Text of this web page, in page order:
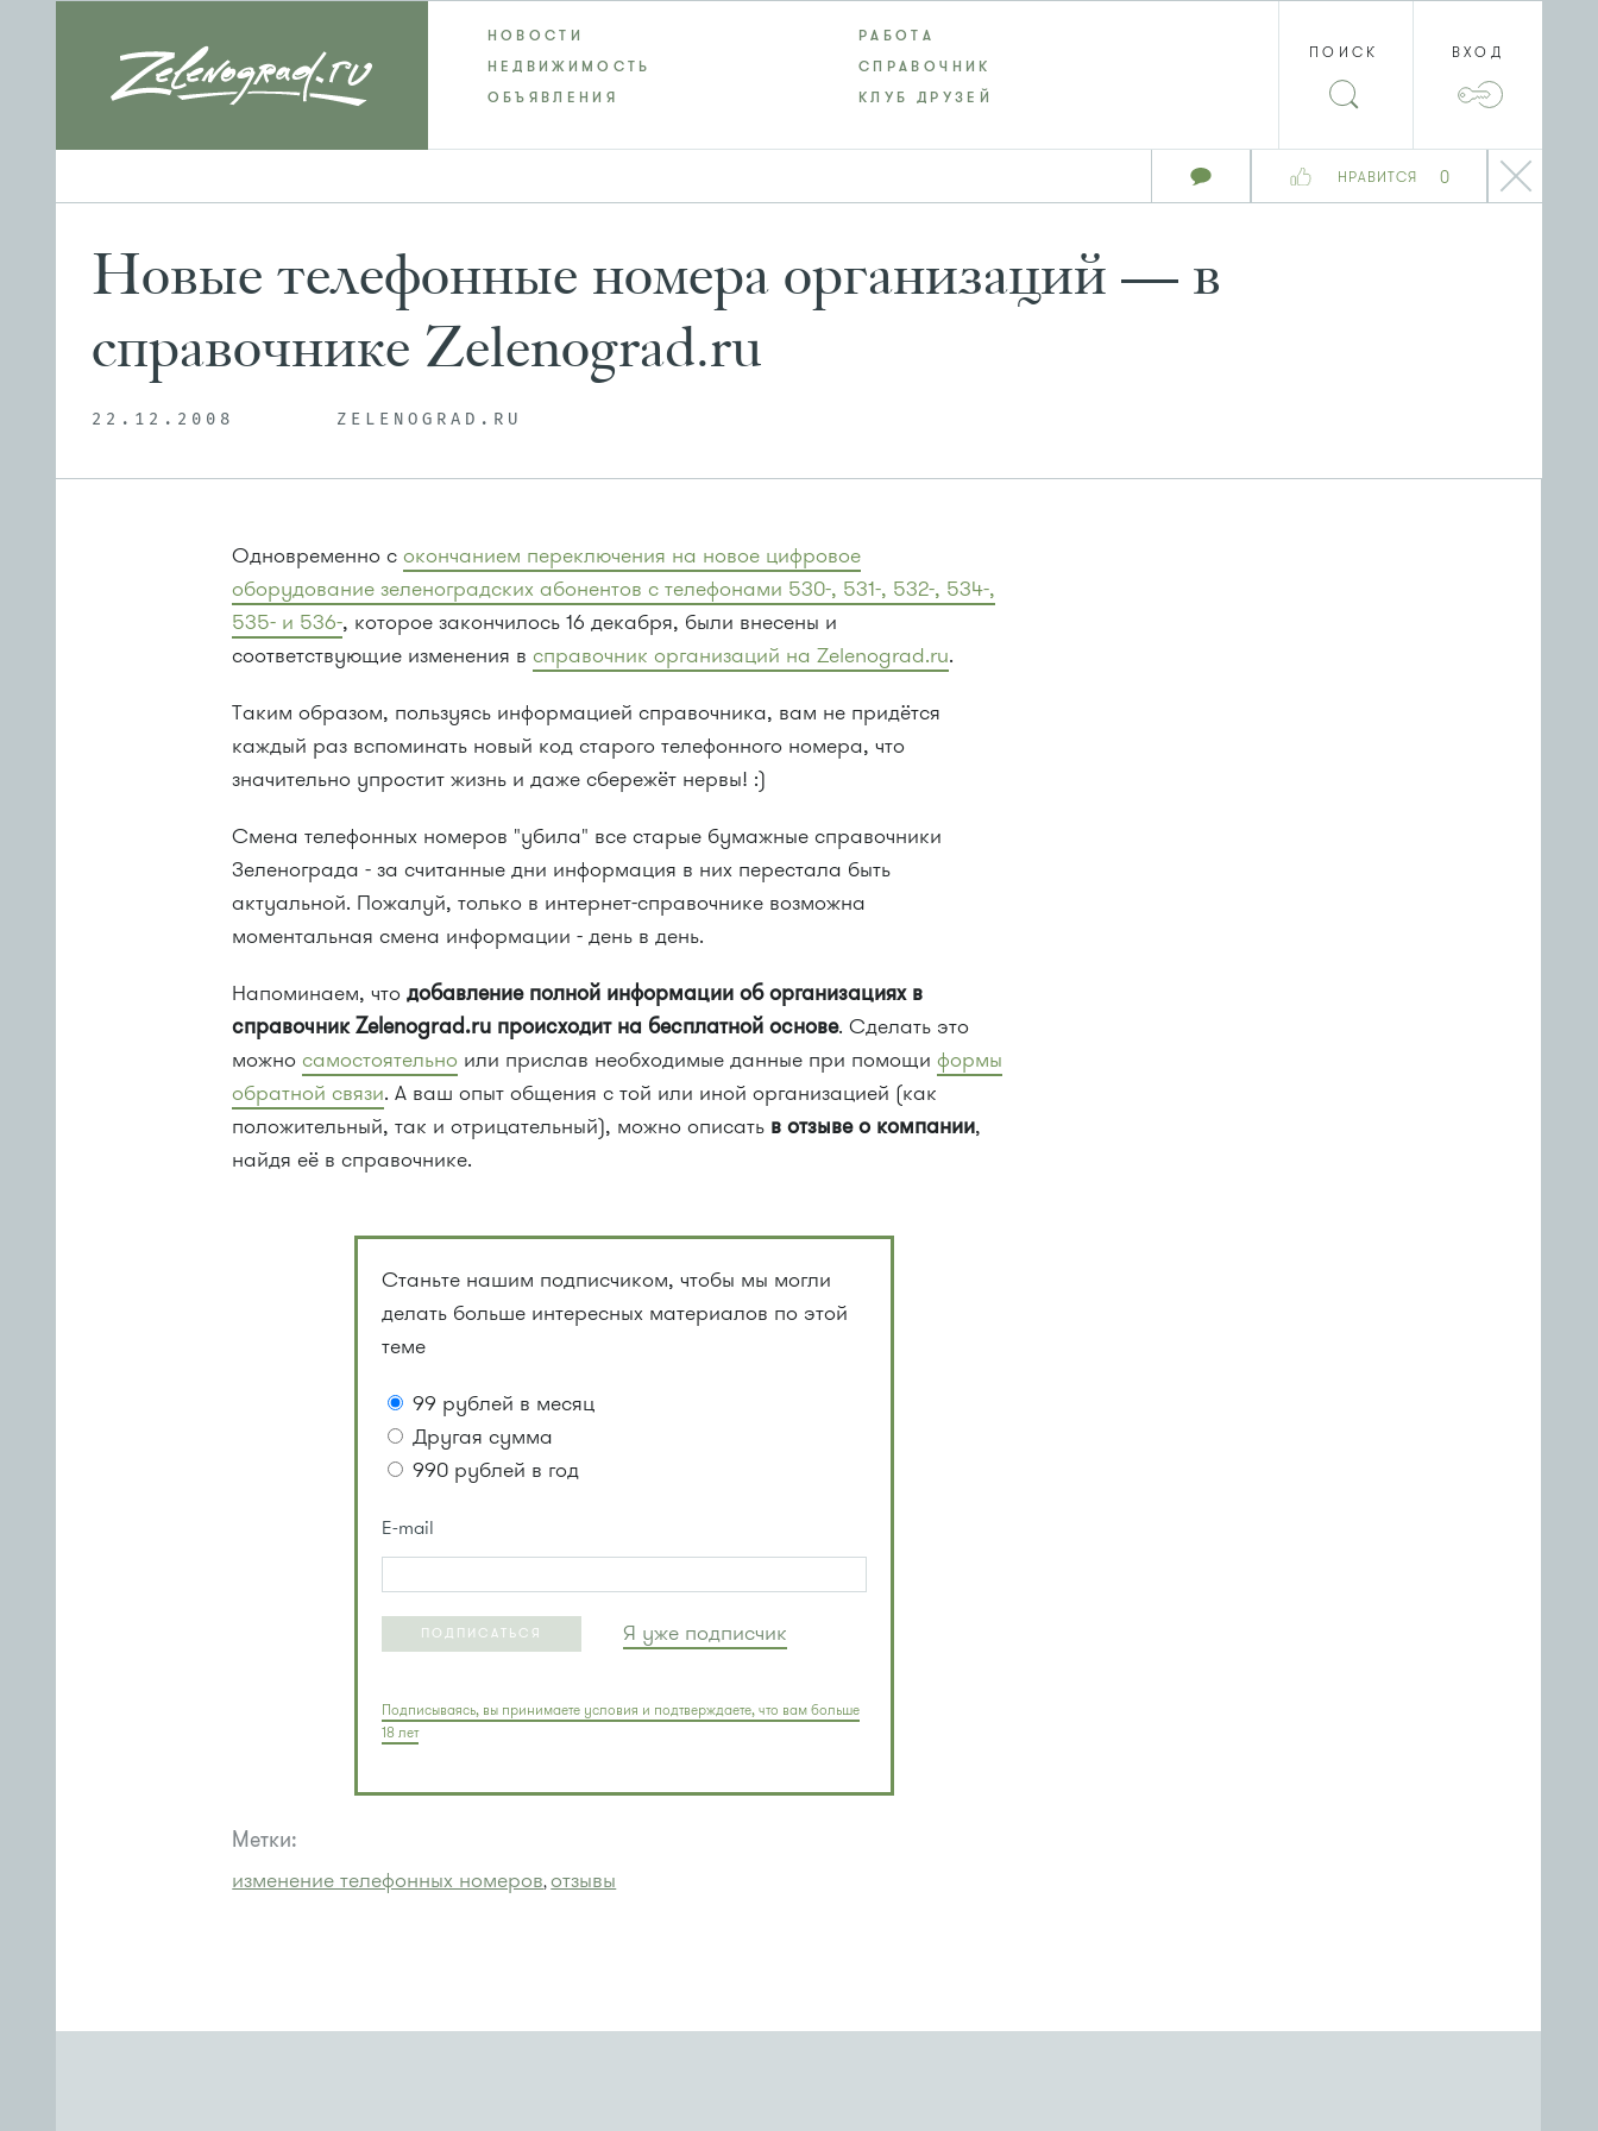
НРАВИТСЯ 0
НОВОСТИ
РАБОТА
НЕДВИЖИМОСТЬ
СПРАВОЧНИК
ОБЪЯВЛЕНИЯ
КЛУБ ДРУЗЕЙ
ПОИСК ВХОД
Новые телефонные номера организаций — в
справочнике Zelenograd.ru
22.12.2008 ZELENOGRAD.RU
Одновременно сокончанием переключения на новое цифровое
оборудование зеленоградских абонентов с телефонами 530-, 531-, 532-, 534-,
535- и 536-, которое закончилось 16 декабря, были внесены и
соответствующие изменения в справочник организаций на Zelenograd.ru.
Таким образом, пользуясь информацией справочника, вам не придётся
каждый раз вспоминать новый код старого телефонного номера, что
значительно упростит жизнь и даже сбережёт нервы! :)
Смена телефонных номеров "убила" все старые бумажные справочники
Зеленограда - за считанные дни информация в них перестала быть
актуальной. Пожалуй, только в интернет-справочнике возможна
моментальная смена информации - день в день.
Напоминаем, чтодобавление полной информации об организациях в
справочник Zelenograd.ru происходит на бесплатной основе. Сделать это
можно самостоятельно или прислав необходимые данные при помощиформы
обратной связи. А ваш опыт общения с той или иной организацией (как
положительный, так и отрицательный), можно описать в отзыве о компании,
найдя её в справочнике.
Станьте нашим подписчиком, чтобы мы могли
делать больше интересных материалов по этой
теме
99 рублей в месяц
Другая сумма
990 рублей в год
E-mail
ПОДПИСАТЬСЯ Я уже подписчик
Подписываясь, вы принимаете условия и подтверждаете, что вам больше
18 лет
Метки:
изменение телефонных номеров,отзывы